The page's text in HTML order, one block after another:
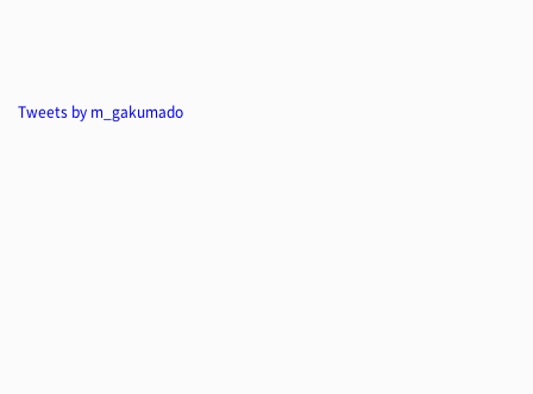
Tweets by m_gakumado